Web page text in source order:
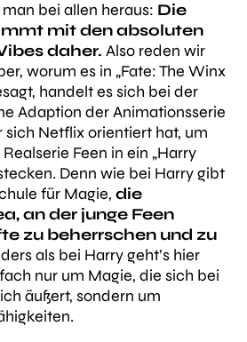
bei allen heraus: Die
mit den absoluten
daher. Also reden wir
worum es in „Fate: The Winx
handelt es sich bei der
Adaption der Animationsserie
sich Netflix orientiert hat, um
Feen in ein „Harry
Denn wie bei Harry gibt
für Magie, die
an der junge Feen
zu beherrschen und zu
als bei Harry geht’s hier
nur um Magie, die sich bei
äußert, sondern um